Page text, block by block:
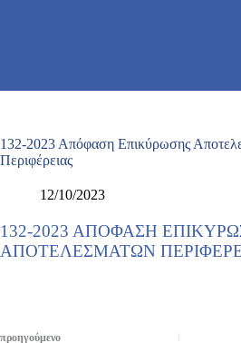
132-2023 Απόφαση Επικύρωσης
Περιφέρειας
12/10/2023
132-2023 ΑΠΟΦΑΣΗ
ΑΠΟΤΕΛΕΣΜΑΤΩΝ
προηγούμενο